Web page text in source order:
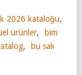
2026 kataloğu,
ürünler,
bim
,
bu salı